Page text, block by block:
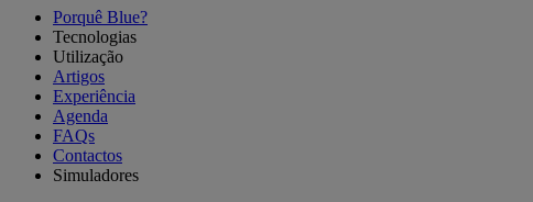
Porquê Blue?
Tecnologias
Utilização
Artigos
Experiência
Agenda
FAQs
Contactos
Simuladores